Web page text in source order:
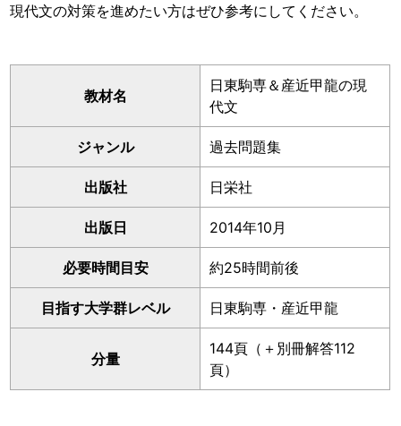
現代文の対策を進めたい方はぜひ参考にしてください。
教材名
日東駒専＆産近甲龍の現
代文
ジャンル 過去問題集
出版社 日栄社
出版日 2014年10月
必要時間目安 約25時間前後
目指す大学群レベル 日東駒専・産近甲龍
分量
144頁（＋別冊解答112
頁）